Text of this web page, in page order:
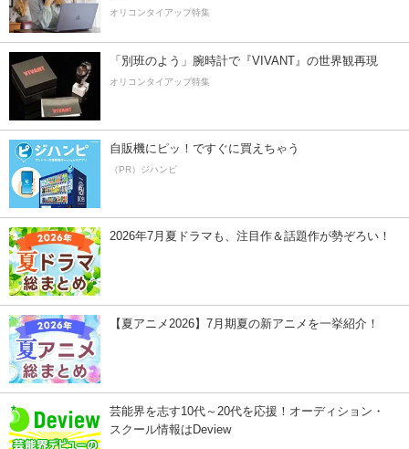
オリコンタイアップ特集
「別班のよう」腕時計で『VIVANT』の世界観再現
オリコンタイアップ特集
自販機にピッ！ですぐに買えちゃう
（PR）ジハンピ
2026年7月夏ドラマも、注目作＆話題作が勢ぞろい！
【夏アニメ2026】7月期夏の新アニメを一挙紹介！
芸能界を志す10代～20代を応援！オーディション・
スクール情報はDeview